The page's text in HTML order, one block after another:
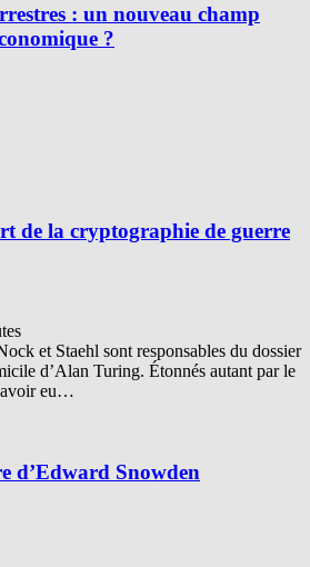
: un nouveau champ
?
de la cryptographie de guerre
et Staehl sont responsables du dossier
d’Alan Turing. Étonnés autant par le
avoir eu…
d’Edward Snowden